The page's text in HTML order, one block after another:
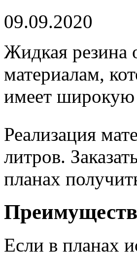
09.09.2020
Жидкая резина
материалам,
имеет
Реализация
литров.
планах
Если в планах